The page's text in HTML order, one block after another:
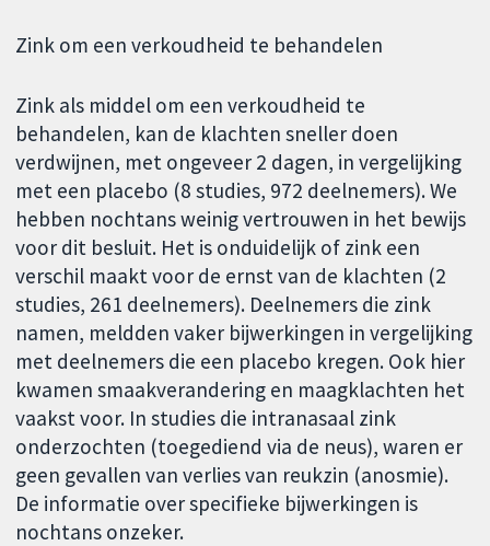
Zink om een verkoudheid te behandelen
Zink als middel om een verkoudheid te
behandelen, kan de klachten sneller doen
verdwijnen, met ongeveer 2 dagen, in vergelijking
met een placebo (8 studies, 972 deelnemers). We
hebben nochtans weinig vertrouwen in het bewijs
voor dit besluit. Het is onduidelijk of zink een
verschil maakt voor de ernst van de klachten (2
studies, 261 deelnemers). Deelnemers die zink
namen, meldden vaker bijwerkingen in vergelijking
met deelnemers die een placebo kregen. Ook hier
kwamen smaakverandering en maagklachten het
vaakst voor. In studies die intranasaal zink
onderzochten (toegediend via de neus), waren er
geen gevallen van verlies van reukzin (anosmie).
De informatie over specifieke bijwerkingen is
nochtans onzeker.